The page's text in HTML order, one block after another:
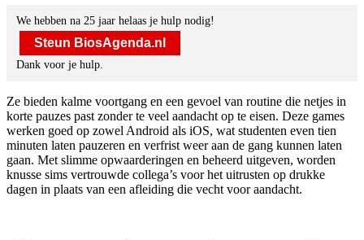
We hebben na 25 jaar helaas je hulp nodig!
Steun BiosAgenda.nl
Dank voor je hulp.
Ze bieden kalme voortgang en een gevoel van routine die netjes in
korte pauzes past zonder te veel aandacht op te eisen. Deze games
werken goed op zowel Android als iOS, wat studenten even tien
minuten laten pauzeren en verfrist weer aan de gang kunnen laten
gaan. Met slimme opwaarderingen en beheerd uitgeven, worden
knusse sims vertrouwde collega’s voor het uitrusten op drukke
dagen in plaats van een afleiding die vecht voor aandacht.